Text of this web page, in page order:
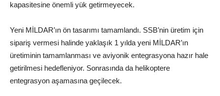
kapasitesine önemli yük getirmeyecek.
Yeni MİLDAR’ın ön tasarımı tamamlandı. SSB’nin üretim için
sipariş vermesi halinde yaklaşık 1 yılda yeni MİLDAR’ın
üretiminin tamamlanması ve aviyonik entegrasyona hazır hale
getirilmesi hedefleniyor. Sonrasında da helikoptere
entegrasyon aşamasına geçilecek.